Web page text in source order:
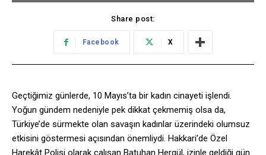
Share post:
Facebook X
Geçtiğimiz günlerde, 10 Mayıs’ta bir kadın cinayeti işlendi.
Yoğun gündem nedeniyle pek dikkat çekmemiş olsa da,
Türkiye’de sürmekte olan savaşın kadınlar üzerindeki olumsuz
etkisini göstermesi açısından önemliydi. Hakkari’de Özel
Harekât Polisi olarak çalışan Batuhan Hergül, izinle geldiği gün